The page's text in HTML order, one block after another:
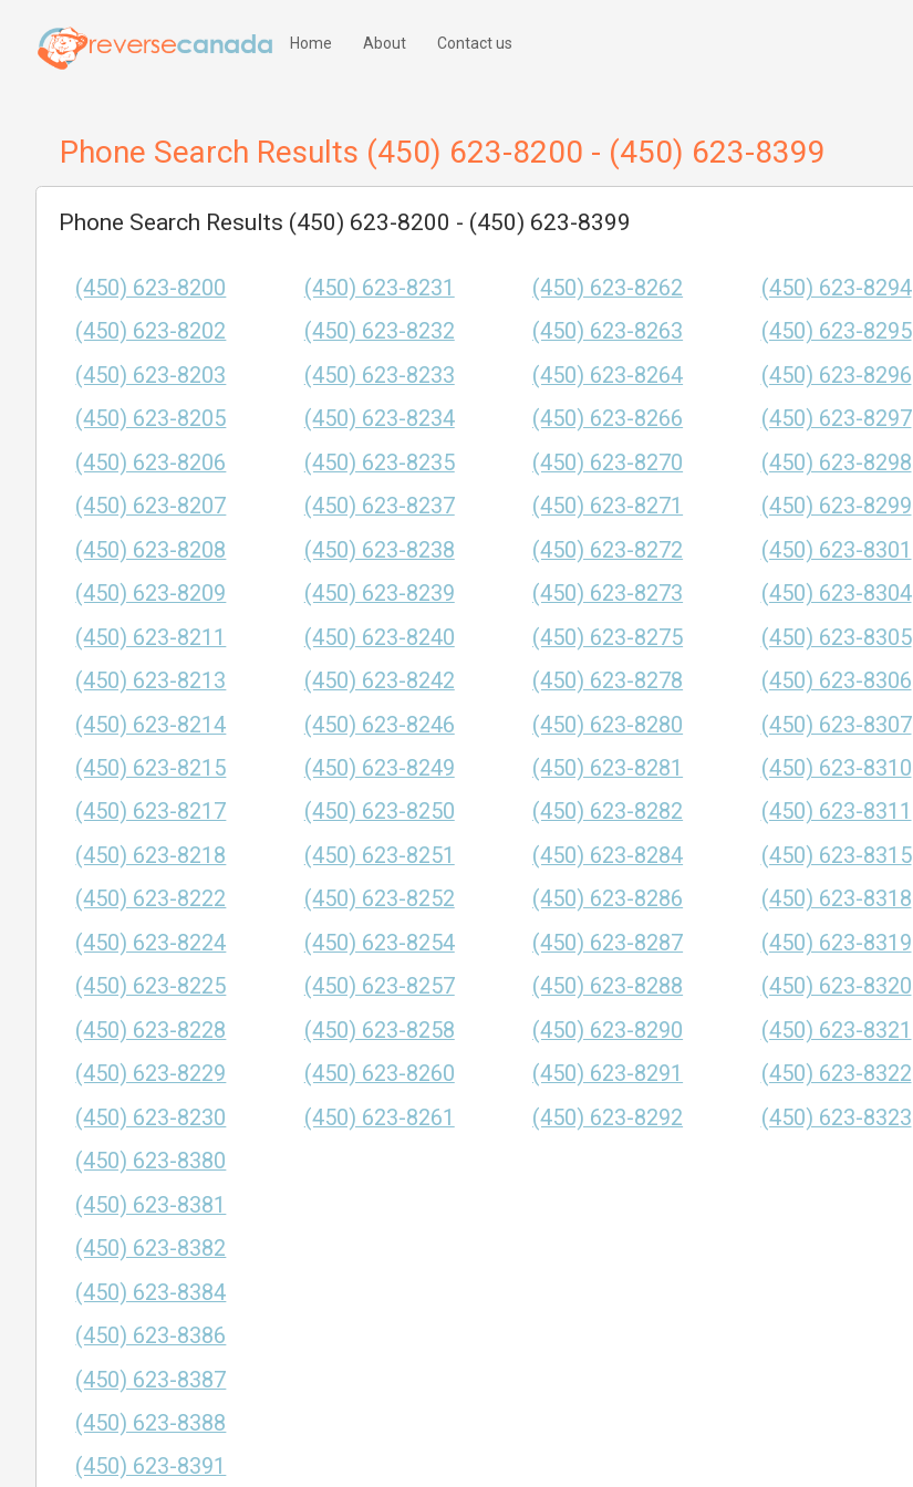
Home About Contact us
Phone Search Results (450) 623-8200 - (450) 623-8399
Phone Search Results (450) 623-8200 - (450) 623-8399
(450) 623-8200
(450) 623-8202
(450) 623-8203
(450) 623-8205
(450) 623-8206
(450) 623-8207
(450) 623-8208
(450) 623-8209
(450) 623-8211
(450) 623-8213
(450) 623-8214
(450) 623-8215
(450) 623-8217
(450) 623-8218
(450) 623-8222
(450) 623-8224
(450) 623-8225
(450) 623-8228
(450) 623-8229
(450) 623-8230
(450) 623-8231
(450) 623-8232
(450) 623-8233
(450) 623-8234
(450) 623-8235
(450) 623-8237
(450) 623-8238
(450) 623-8239
(450) 623-8240
(450) 623-8242
(450) 623-8246
(450) 623-8249
(450) 623-8250
(450) 623-8251
(450) 623-8252
(450) 623-8254
(450) 623-8257
(450) 623-8258
(450) 623-8260
(450) 623-8261
(450) 623-8262
(450) 623-8263
(450) 623-8264
(450) 623-8266
(450) 623-8270
(450) 623-8271
(450) 623-8272
(450) 623-8273
(450) 623-8275
(450) 623-8278
(450) 623-8280
(450) 623-8281
(450) 623-8282
(450) 623-8284
(450) 623-8286
(450) 623-8287
(450) 623-8288
(450) 623-8290
(450) 623-8291
(450) 623-8292
(450) 623-8294
(450) 623-8295
(450) 623-8296
(450) 623-8297
(450) 623-8298
(450) 623-8299
(450) 623-8301
(450) 623-8304
(450) 623-8305
(450) 623-8306
(450) 623-8307
(450) 623-8310
(450) 623-8311
(450) 623-8315
(450) 623-8318
(450) 623-8319
(450) 623-8320
(450) 623-8321
(450) 623-8322
(450) 623-8323
(450) 623-8380
(450) 623-8381
(450) 623-8382
(450) 623-8384
(450) 623-8386
(450) 623-8387
(450) 623-8388
(450) 623-8391